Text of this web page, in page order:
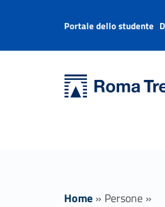
Dott. DARIO INTERNULLO - Università Roma Tre
Header info sidebar
Portale dello studente
Home » Persone »